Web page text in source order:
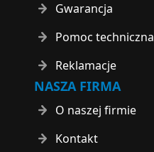
Gwarancja
Pomoc techniczna
Reklamacje
NASZA FIRMA
O naszej firmie
Kontakt